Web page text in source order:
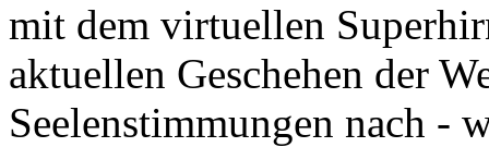
mit dem virtuellen
aktuellen Geschehen der
Seelenstimmungen nach -